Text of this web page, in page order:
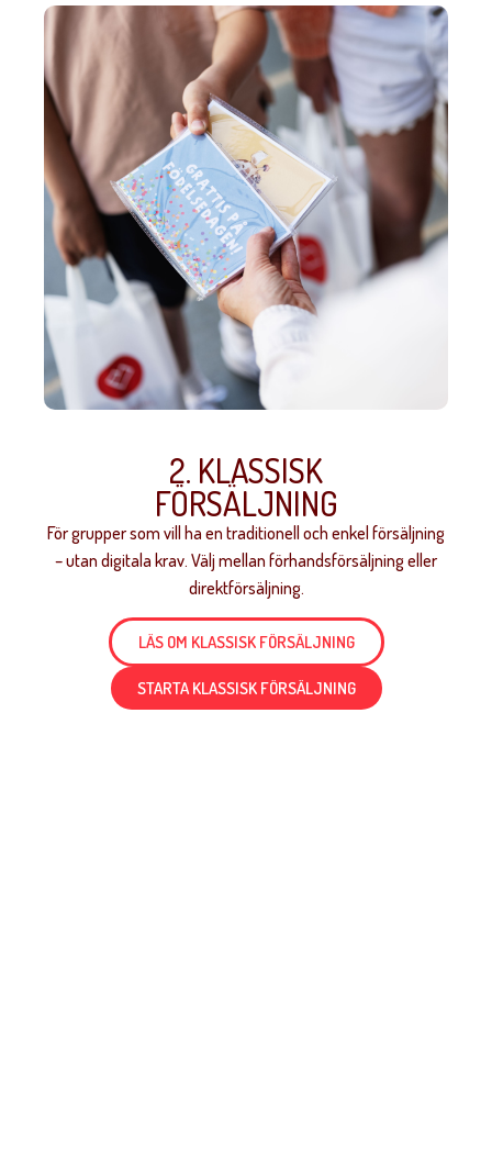
2. KLASSISK
FÖRSÄLJNING
För grupper som vill ha en traditionell och enkel försäljning
– utan digitala krav. Välj mellan förhandsförsäljning eller
direktförsäljning.
LÄS OM KLASSISK FÖRSÄLJNING
STARTA KLASSISK FÖRSÄLJNING